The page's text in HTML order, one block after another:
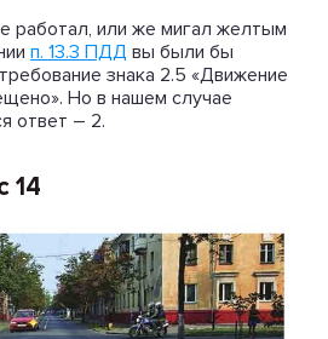
работал, или же мигал желтым
п. 13.3 ПДД вы были бы
знака 2.5 «Движение
Но в нашем случае
ответ – 2.
14